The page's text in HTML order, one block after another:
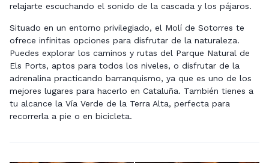
relajarte escuchando el sonido de la cascada y los pájaros.
Situado en un entorno privilegiado, el Molí de Sotorres te
ofrece infinitas opciones para disfrutar de la naturaleza.
Puedes explorar los caminos y rutas del Parque Natural de
Els Ports, aptos para todos los niveles, o disfrutar de la
adrenalina practicando barranquismo, ya que es uno de los
mejores lugares para hacerlo en Cataluña. También tienes a
tu alcance la Vía Verde de la Terra Alta, perfecta para
recorrerla a pie o en bicicleta.